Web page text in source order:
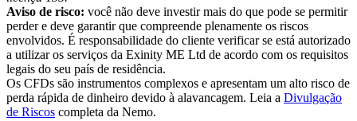
Aviso de risco: você não deve investir mais do que pode se permitir
perder e deve garantir que compreende plenamente os riscos
envolvidos. É responsabilidade do cliente verificar se está autorizado
a utilizar os serviços da Exinity ME Ltd de acordo com os requisitos
legais do seu país de residência.
Os CFDs são instrumentos complexos e apresentam um alto risco de
perda rápida de dinheiro devido à alavancagem. Leia a Divulgação
de Riscos completa da Nemo.